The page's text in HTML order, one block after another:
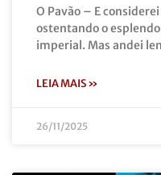
O Pavão – E
ostentando o
imperial. Mas andei
LEIA MAIS »
26/11/2025